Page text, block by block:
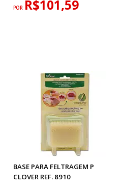
POR R$101,59
BASE PARA FELTRAGEM P
CLOVER REF. 8910